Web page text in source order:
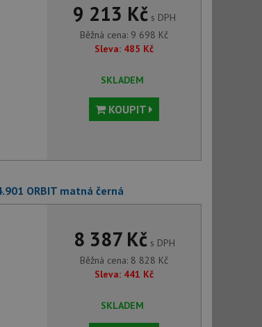
9 213 Kčs DPH
Běžná cena: 9 698 Kč
Sleva: 485 Kč
SKLADEM
KOUPIT
ORBIT matná černá
8 387 Kčs DPH
Běžná cena: 8 828 Kč
Sleva: 441 Kč
SKLADEM